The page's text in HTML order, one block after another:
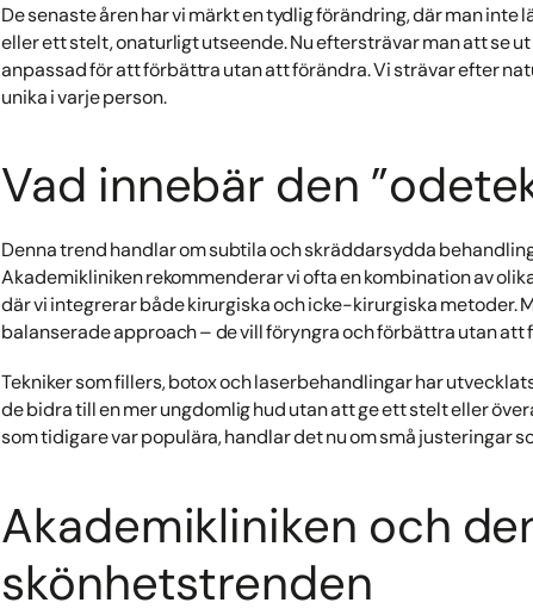
De senaste åren har vi märkt en tydlig förändring, där man
eller ett stelt, onaturligt utseende. Nu eftersträvar man att se
anpassad för att förbättra utan att förändra. Vi strävar efter
unika i varje person.
Vad innebär den
Denna trend handlar om subtila och skräddarsydda
Akademikliniken rekommenderar vi ofta en kombination av
där vi integrerar både kirurgiska och icke-kirurgiska metoder.
balanserade approach – de vill föryngra och förbättra utan att
Tekniker som fillers, botox och laserbehandlingar har
de bidra till en mer ungdomlig hud utan att ge ett stelt eller
som tidigare var populära, handlar det nu om små justeringar
Akademikliniken och
skönhetstrenden